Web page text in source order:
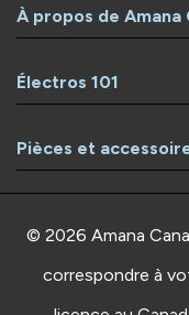
À propos de Amana
Électros 101
Pièces et
© 2026 Amana
correspondre à